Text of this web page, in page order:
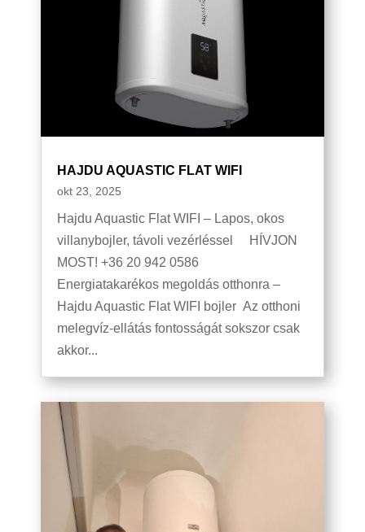
HAJDU AQUASTIC FLAT WIFI
okt 23, 2025
Hajdu Aquastic Flat WIFI – Lapos, okos
villanybojler, távoli vezérléssel HÍVJON
MOST! +36 20 942 0586
Energiatakarékos megoldás otthonra –
Hajdu Aquastic Flat WIFI bojler Az otthoni
melegvíz-ellátás fontosságát sokszor csak
akkor...